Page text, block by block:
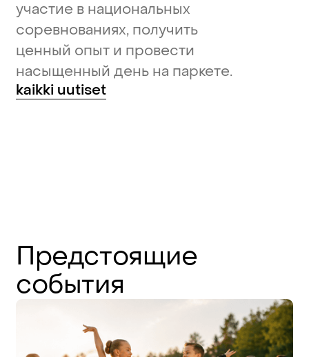
участие в национальных
соревнованиях, получить
ценный опыт и провести
насыщенный день на паркете.
kaikki uutiset
Предстоящие
события